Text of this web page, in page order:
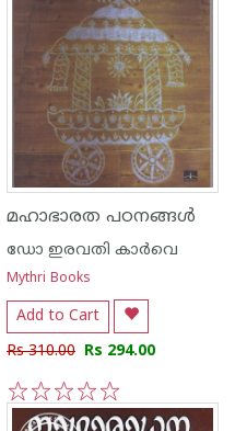
മഹാഭാരത പഠനങ്ങള്‍
ഡോ ഇരവതി കാര്‍വെ
Mythri Books
Add to Cart
Rs 310.00 Rs 294.00
5
4
3
2
1